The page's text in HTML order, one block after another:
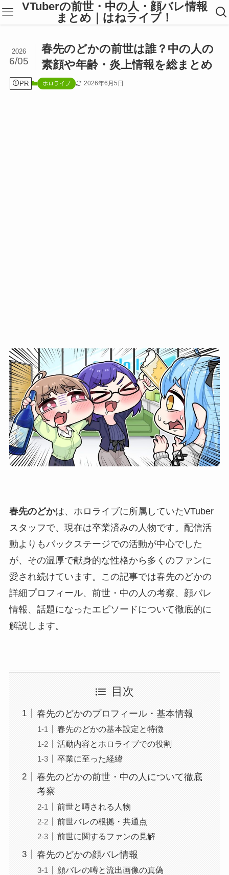
VTuberの前世・中の人・顔バレ情報
まとめ｜はねライブ！
春先のどかの前世は誰？中の人の
素顔や年齢・炎上情報を総まとめ
2026
6/05
PR ホロライブ 2026年6月5日
春先のどかは、ホロライブに所属していたVTuber
スタッフで、現在は卒業済みの人物です。配信活
動よりもバックステージでの活動が中心でした
が、その温厚で献身的な性格から多くのファンに
愛され続けています。この記事では春先のどかの
詳細プロフィール、前世・中の人の考察、顔バレ
情報、話題になったエピソードについて徹底的に
解説します。
目次
春先のどかのプロフィール・基本情報
春先のどかの基本設定と特徴
活動内容とホロライブでの役割
卒業に至った経緯
春先のどかの前世・中の人について徹底
考察
前世と噂される人物
前世バレの根拠・共通点
前世に関するファンの見解
春先のどかの顔バレ情報
顔バレの噂と流出画像の真偽